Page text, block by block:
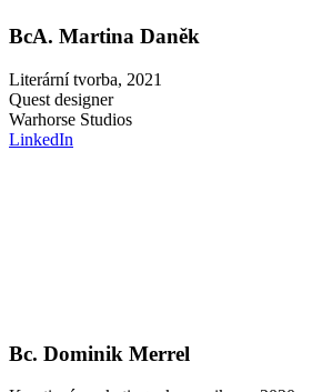
BcA. Martina Daněk
Literární tvorba, 2021
Quest designer
Warhorse Studios
LinkedIn
Bc. Dominik Merrel